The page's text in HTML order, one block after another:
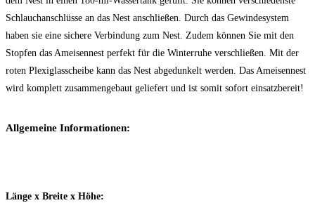
Schlauchanschlüsse an das Nest anschließen. Durch das Gewindesystem
haben sie eine sichere Verbindung zum Nest. Zudem können Sie mit den
Stopfen das Ameisennest perfekt für die Winterruhe verschließen. Mit der
roten Plexiglasscheibe kann das Nest abgedunkelt werden. Das Ameisennest
wird komplett zusammengebaut geliefert und ist somit sofort einsatzbereit!
Allgemeine Informationen:
Länge x Breite x Höhe: